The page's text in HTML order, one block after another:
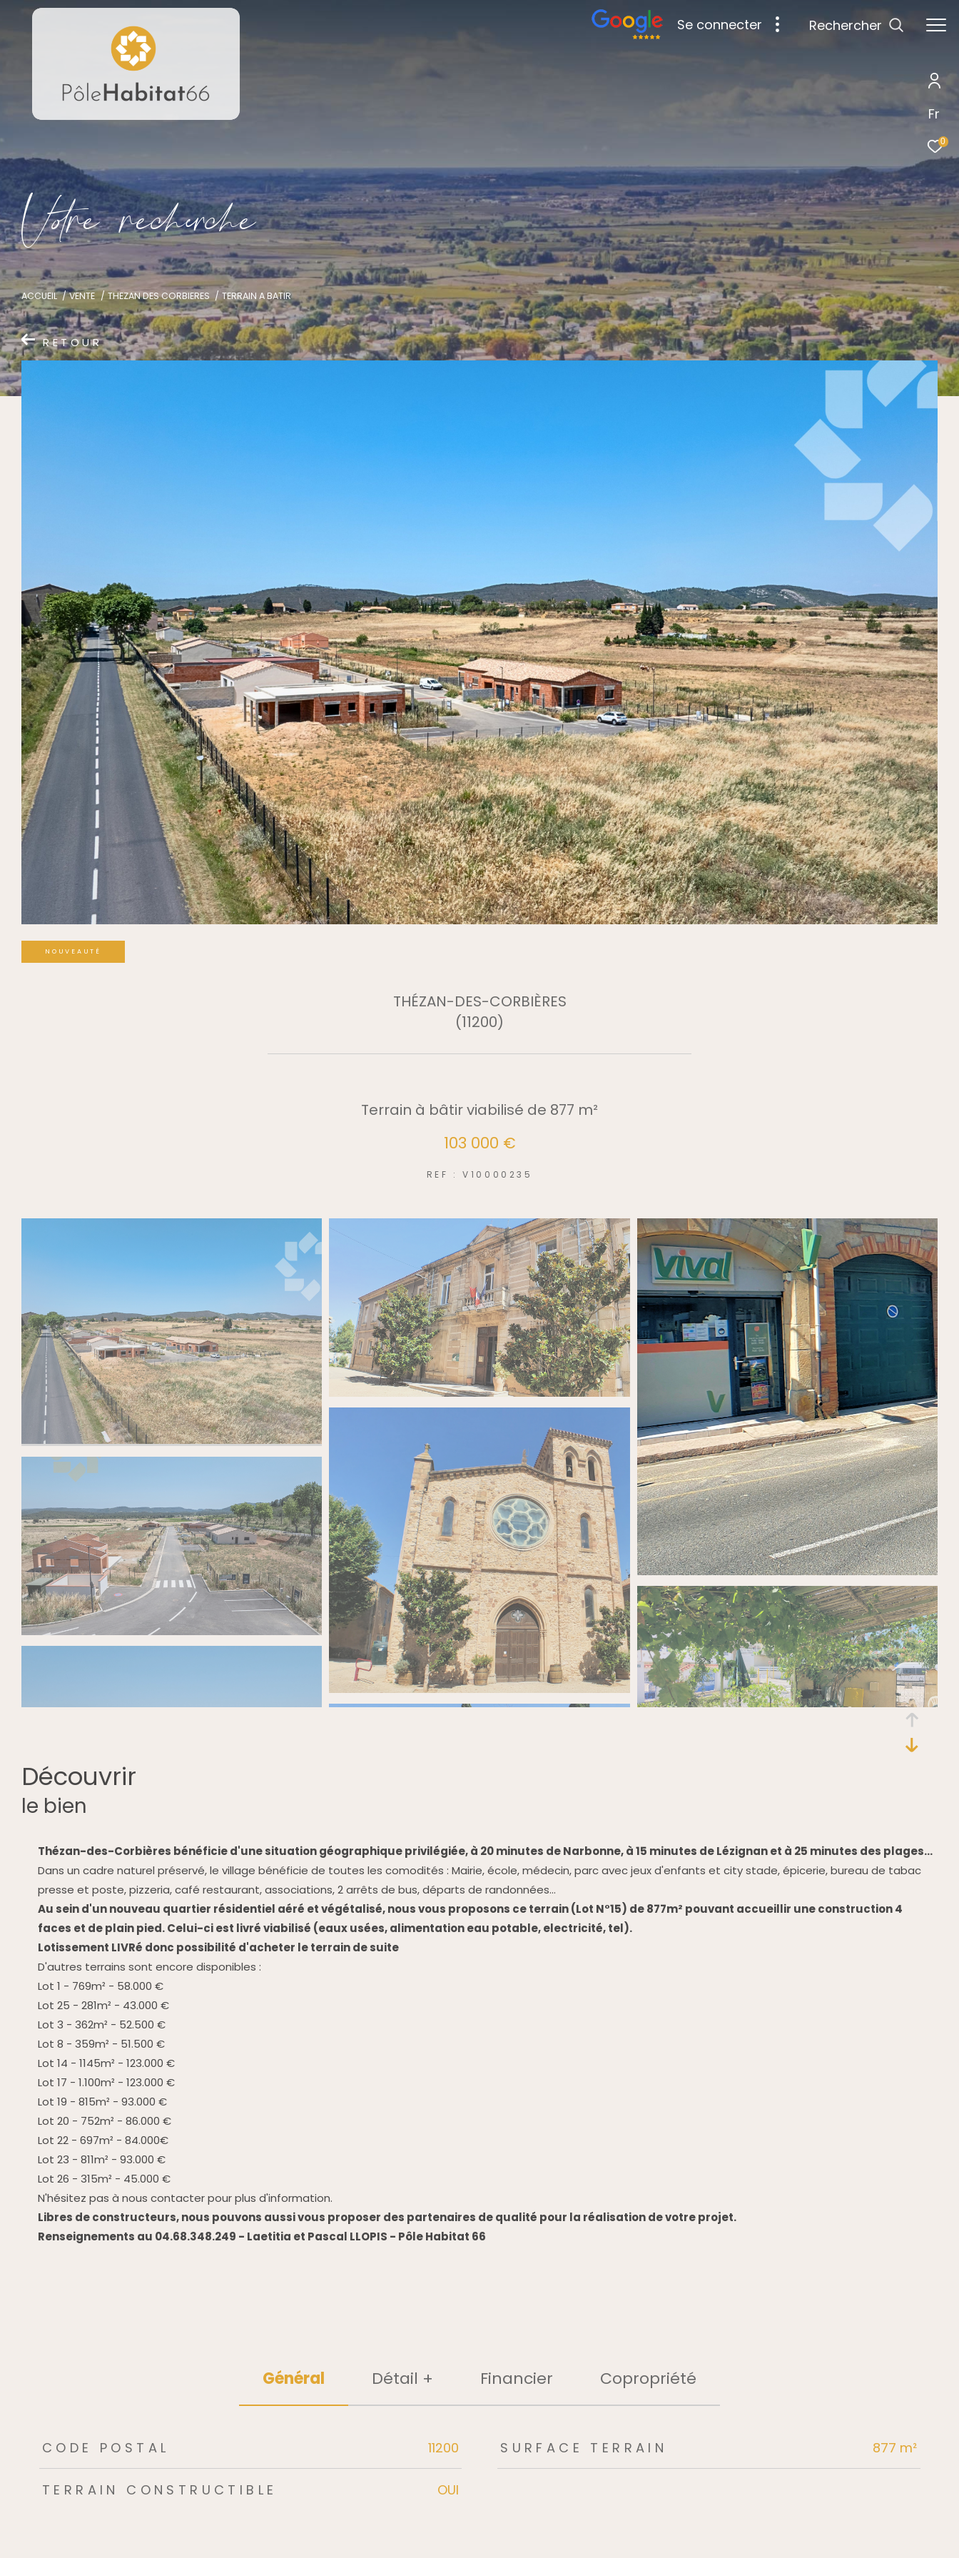
Fr
0
Se connecter Rechercher
Vore recece
ACCUEIL VENTE THEZAN DES CORBIERES TERRAIN A BATIR
RETOUR
NOUVEAUTÉ
THÉZAN-DES-CORBIÈRES
(11200)
Terrain à bâtir viabilisé de 877 m²
103 000 €
REF : V10000235
découvrir
le bien
Thézan-des-Corbières bénéficie d'une situation géographique privilégiée, à 20 minutes de Narbonne, à 15 minutes de Lézignan et à 25 minutes des plages...
Dans un cadre naturel préservé, le village bénéficie de toutes les comodités : Mairie, école, médecin, parc avec jeux d'enfants et city stade, épicerie, bureau de tabac
presse et poste, pizzeria, café restaurant, associations, 2 arrêts de bus, départs de randonnées...
Au sein d'un nouveau quartier résidentiel aéré et végétalisé, nous vous proposons ce terrain (Lot N°15) de 877m² pouvant accueillir une construction 4
faces et de plain pied. Celui-ci est livré viabilisé (eaux usées, alimentation eau potable, electricité, tel).
Lotissement LIVRé donc possibilité d'acheter le terrain de suite
D'autres terrains sont encore disponibles :
Lot 1 - 769m² - 58.000 €
Lot 25 - 281m² - 43.000 €
Lot 3 - 362m² - 52.500 €
Lot 8 - 359m² - 51.500 €
Lot 14 - 1145m² - 123.000 €
Lot 17 - 1.100m² - 123.000 €
Lot 19 - 815m² - 93.000 €
Lot 20 - 752m² - 86.000 €
Lot 22 - 697m² - 84.000€
Lot 23 - 811m² - 93.000 €
Lot 26 - 315m² - 45.000 €
N'hésitez pas à nous contacter pour plus d'information.
Libres de constructeurs, nous pouvons aussi vous proposer des partenaires de qualité pour la réalisation de votre projet.
Renseignements au 04.68.348.249 - Laetitia et Pascal LLOPIS - Pôle Habitat 66
Général Détail + Financier Copropriété
TRAD_ZEPHYR_Caracteristique
CODE POSTAL 11200 SURFACE TERRAIN 877 m²
TERRAIN CONSTRUCTIBLE OUI